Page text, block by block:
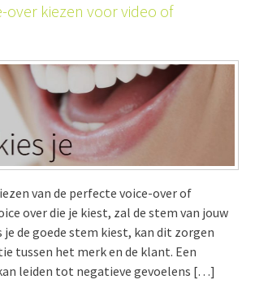
over kiezen voor video of
van de perfecte voice-over of
over die je kiest, zal de stem van jouw
je de goede stem kiest, kan dit zorgen
tussen het merk en de klant. Een
leiden tot negatieve gevoelens […]